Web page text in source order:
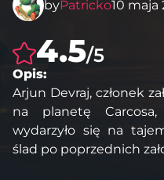
byPatricko10 maja
4.5/5
Opis:
Arjun Devraj, członek
na planetę
wydarzyło się na
ślad po poprzednich